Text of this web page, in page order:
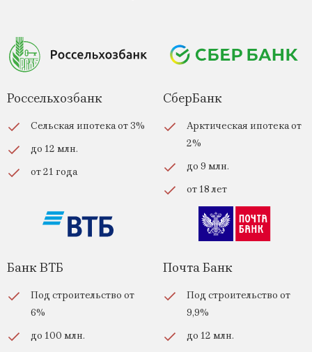
Россельхозбанк
Сельская ипотека от 3%
до 12 млн.
от 21 года
СберБанк
Арктическая ипотека от
2%
до 9 млн.
от 18 лет
Банк ВТБ
Под строительство от
6%
до 100 млн.
Почта Банк
Под строительство от
9,9%
до 12 млн.